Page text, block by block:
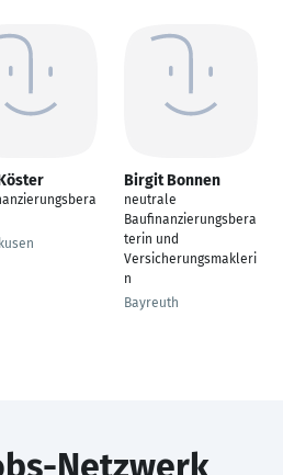
Birgit Bonnen
neutrale
Baufinanzierungsbera
terin und
Versicherungsmakleri
n
Bayreuth
Netzwerk